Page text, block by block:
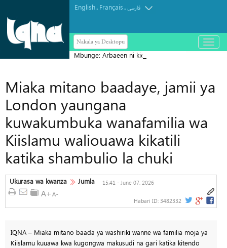
English. Français.فارسی
Nakala ya Desktopu
باز
و
Mbunge: Arbaeen ni kielelezo cha
Miaka mitano baadaye, jamii ya
London yaungana
kuwakumbuka wanafamilia wa
Kiislamu waliouawa kikatili
katika shambulio la chuki
Ukurasa wa kwanza Jumla 15:41 - June 07, 2026
Habari ID: 3482332
IQNA – Miaka mitano baada ya washiriki wanne wa familia moja ya
Kiislamu kuuawa kwa kugongwa makusudi na gari katika kitendo